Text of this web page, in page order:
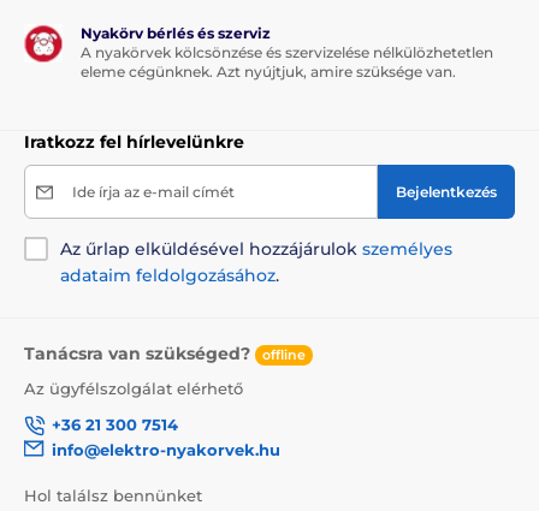
Etetőtálak, itatókutak Automata etetők
% Táplálék és felszerelés
Nyakörv bérlés és szerviz
A nyakörvek kölcsönzése és szervizelése nélkülözhetetlen
eleme cégünknek. Azt nyújtjuk, amire szüksége van.
Iratkozz fel hírlevelünkre
Ide írja az e-mail címét Bejelentkezés
Az űrlap elküldésével hozzájárulok személyes
adataim feldolgozásához.
Tanácsra van szükséged? offline
Az ügyfélszolgálat elérhető
+36 21 300 7514
info@elektro-nyakorvek.hu
Hol találsz bennünket